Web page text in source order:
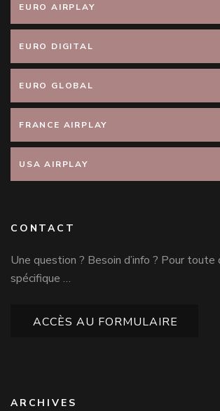
EURO AIRPLAY
EURO DIGITAL
EURO GLOBAL
FRANCE AIRPLAY
USA AIRPLAY
CONTACT
Une question ? Besoin d’info ? Pour toute
spécifique …
ACCÈS AU FORMULAIRE
ARCHIVES